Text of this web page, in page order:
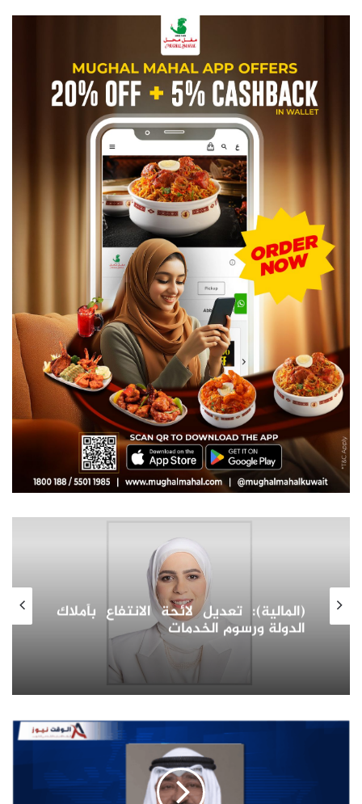
سوق العقارات في أوزبكستان:
استكشاف آفاق النمو والاستثمار
واتجاهات الطلب للعقارات كمرآة التحول
الاقتصادي
سمو